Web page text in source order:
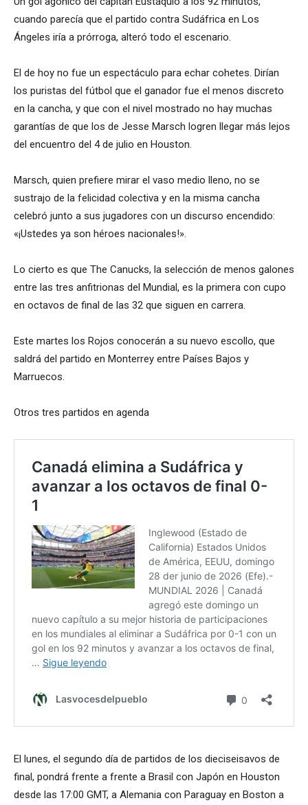
cuando parecía que el partido contra Sudáfrica en Los
Ángeles iría a prórroga, alteró todo el escenario.
El de hoy no fue un espectáculo para echar cohetes. Dirían
los puristas del fútbol que el ganador fue el menos discreto
en la cancha, y que con el nivel mostrado no hay muchas
garantías de que los de Jesse Marsch logren llegar más lejos
del encuentro del 4 de julio en Houston.
Marsch, quien prefiere mirar el vaso medio lleno, no se
sustrajo de la felicidad colectiva y en la misma cancha
celebró junto a sus jugadores con un discurso encendido:
«¡Ustedes ya son héroes nacionales!».
Lo cierto es que The Canucks, la selección de menos galones
entre las tres anfitrionas del Mundial, es la primera con cupo
en octavos de final de las 32 que siguen en carrera.
Este martes los Rojos conocerán a su nuevo escollo, que
saldrá del partido en Monterrey entre Países Bajos y
Marruecos.
Otros tres partidos en agenda
El lunes, el segundo día de partidos de los dieciseisavos de
final, pondrá frente a frente a Brasil con Japón en Houston
desde las 17:00 GMT, a Alemania con Paraguay en Boston a